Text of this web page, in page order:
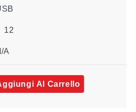
12
A
Al Carrello